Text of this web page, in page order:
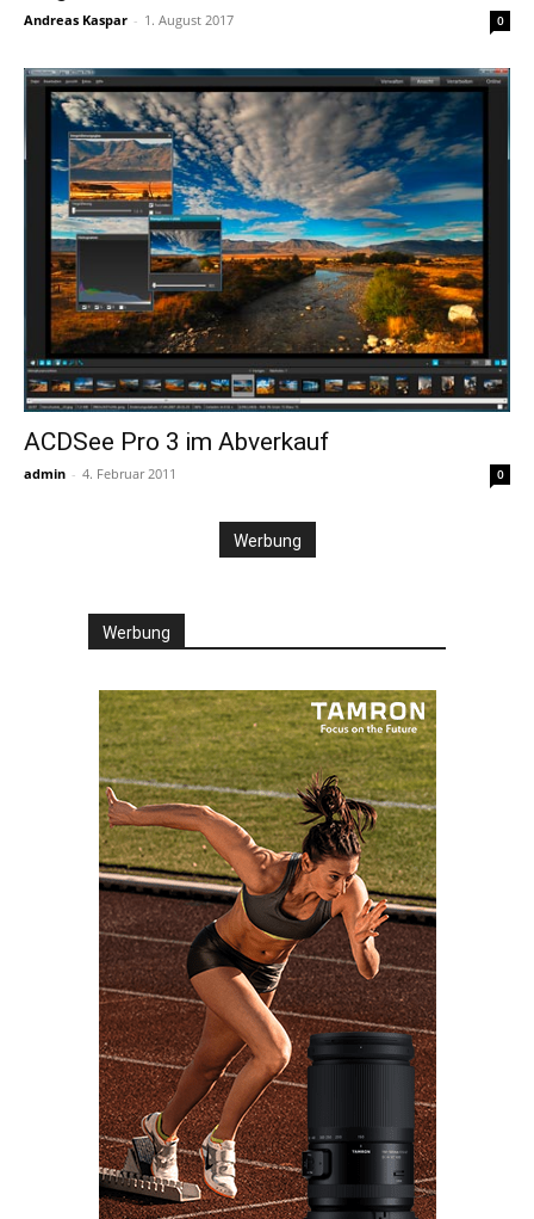
Andreas Kaspar - 1. August 2017 0
ACDSee Pro 3 im Abverkauf
admin - 4. Februar 2011 0
Werbung
Werbung